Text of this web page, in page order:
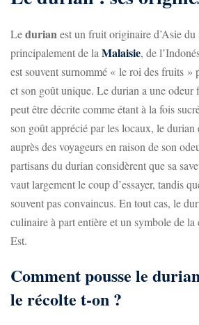
Ledurianest un fruit originaire d’Asie du
principalement de la Malaisie, de
est souvent surnommé « le roi des fruits »
et son goût unique. Le durian a une odeur
peut être décrite comme étant à la fois
son goût apprécié par les locaux, le durian
auprès des voyageurs en raison de son
partisans du durian considèrent que sa
vaut largement le coup d’essayer, tandis
souvent pas convaincus. En tout cas, le
culinaire à part entière et un symbole de
Est.
Comment pousse le
le récolte t-on ?